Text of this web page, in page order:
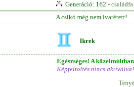
Generáció: 162 - családfa
A csikó még nem ivarérett!
Ikrek
Egészséges! A
Képfeltöltés nincs aktiválva!